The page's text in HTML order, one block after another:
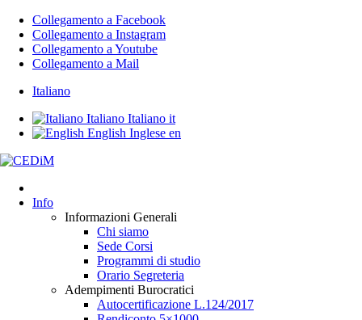
Collegamento a Facebook
Collegamento a Instagram
Collegamento a Youtube
Collegamento a Mail
Italiano
Italiano Italiano it
English Inglese en
Info
Informazioni Generali
Chi siamo
Sede Corsi
Programmi di studio
Orario Segreteria
Adempimenti Burocratici
Autocertificazione L.124/2017